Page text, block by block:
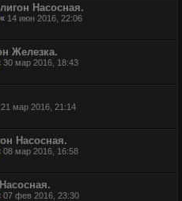
Насосная.
« 14 июн 2016, 22:06
Железка.
30 мар 2016, 18:43
21 мар 2016, 21:14
Насосная.
08 мар 2016, 16:58
07 фев 2016, 23:30